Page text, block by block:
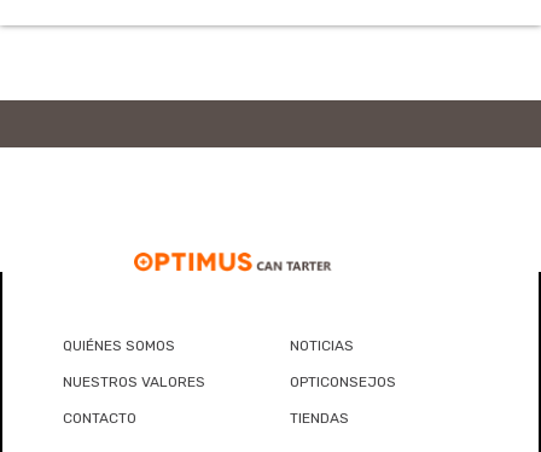
QUIÉNES SOMOS NOTICIAS
NUESTROS VALORES OPTICONSEJOS
CONTACTO TIENDAS